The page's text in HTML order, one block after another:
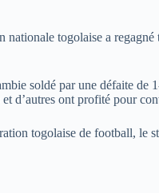
nationale togolaise a
soldé par une défaite de
d’autres ont profité pour
togolaise de football, le